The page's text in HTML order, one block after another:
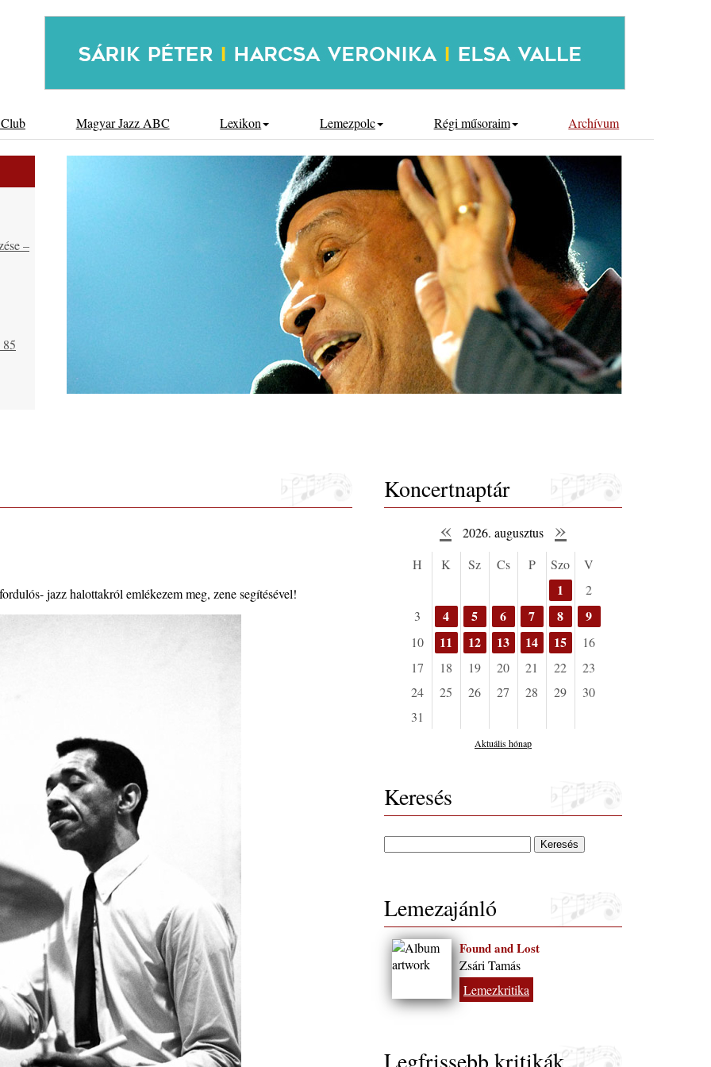
Magyar Jazz ABC Lexikon Lemezpolc Régi műsoraim Archívum
–
–
40
a
jazz halottakról emlékezem meg, zene segítésével!
Koncertnaptár
« 2026. augusztus »
H K Sz Cs P Szo V
1
2
3
4 5 6 7 8 9
10 11 12 13 14 15
16
17
18 19 20 21 22
23
24
25 26 27 28 29
30
31
Aktuális hónap
Keresés
Lemezajánló
Found and Lost
Zsári Tamás
Lemezkritika
Legfrissebb kritikák